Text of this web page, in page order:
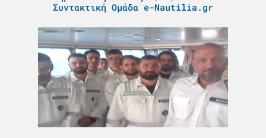
Συντακτική Ομάδα e-Nautilia.gr